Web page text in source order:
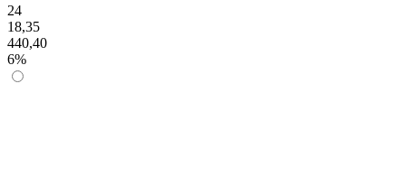
24
18,35
440,40
6%